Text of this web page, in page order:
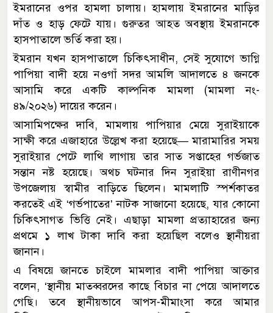
ইমরানের ওপর হামলা চালায়। হামলায় ইমরানের মাড়ির
দাঁত ও হাড় ফেটে যায়। গুরুতর আহত অবস্থায় ইমরানকে
হাসপাতালে ভর্তি করা হয়।
ইমরান যখন হাসপাতালে চিকিৎসাধীন, সেই সুযোগে ভাগ্নি
পাপিয়া বাদী হয়ে নওগাঁ সদর আমলি আদালতে ৪ জনকে
আসামি করে একটি কাল্পনিক মামলা (মামলা নং-
৪৯/২০২৬) দায়ের করেন।
আসামিপক্ষের দাবি, মামলায় পাপিয়ার মেয়ে সুরাইয়াকে
সাক্ষী করে এজাহারে উল্লেখ করা হয়েছে— মারামারির সময়
সুরাইয়ার পেটে লাথি লাগায় তার সাত সপ্তাহের গর্ভজাত
সন্তান নষ্ট হয়েছে। অথচ ঘটনার দিন সুরাইয়া রাণীনগর
উপজেলায় স্বামীর বাড়িতে ছিলেন। মামলাটি স্পর্শকাতর
করতেই এই ‘গর্ভপাতের’ নাটক সাজানো হয়েছে, যার কোনো
চিকিৎসাগত ভিত্তি নেই। এছাড়া মামলা প্রত্যাহারের জন্য
প্রথমে ১ লাখ টাকা দাবি করা হয়েছিল বলেও স্থানীয়রা
জানান।
এ বিষয়ে জানতে চাইলে মামলার বাদী পাপিয়া আক্তার
বলেন, ‘স্থানীয় মাতব্বরদের কাছে বিচার না পেয়ে আদালতে
গেছি। তবে স্থানীয়ভাবে আপস-মীমাংসা করে আমার